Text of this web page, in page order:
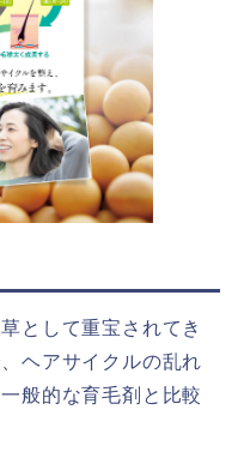
として重宝されてき
ヘアサイクルの乱れ
般的な育毛剤と比較